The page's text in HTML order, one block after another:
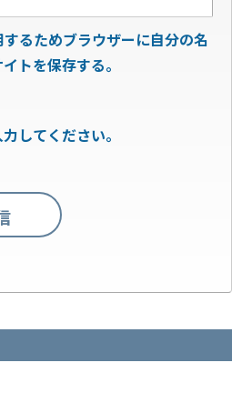
るためブラウザーに自分の名
トを保存する。
してください。